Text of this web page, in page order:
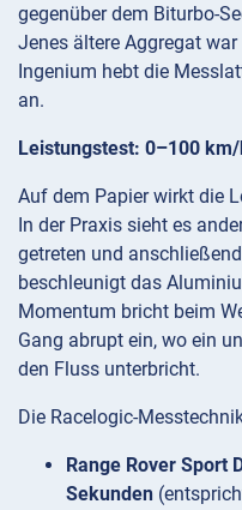
gegenüber dem Biturbo-
Jenes ältere Aggregat
Ingenium hebt die
an.
Leistungstest: 0–100
Auf dem Papier wirkt die
In der Praxis sieht es
getreten und
beschleunigt das
Momentum bricht beim
Gang abrupt ein, wo ein
den Fluss unterbricht.
Die Racelogic-
Range Rover Sport
Sekunden